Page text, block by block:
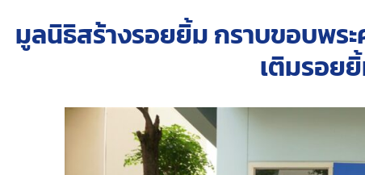
มูลนิธิสร้างรอยยิ้ม กราบขอบพร
เติมรอย